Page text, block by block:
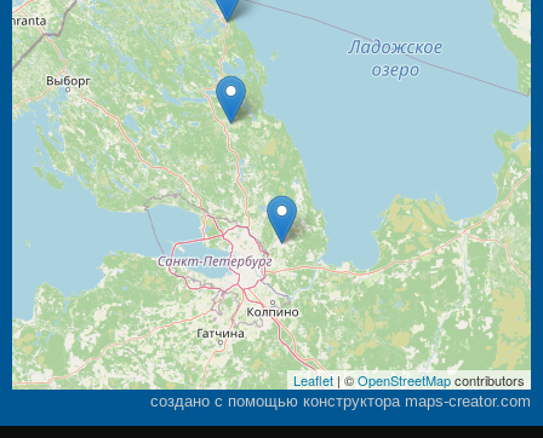
Leaflet| ©OpenStreetMapcontributors
создано с помощью конструктора maps-creator.com